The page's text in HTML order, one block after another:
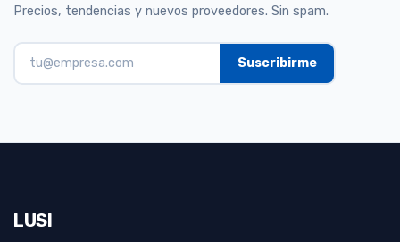
Precios, tendencias y nuevos proveedores. Sin spam.
LUSI